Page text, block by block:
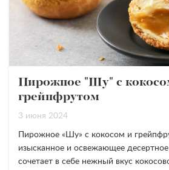
Пирожное "Шу" с
грейпфрутом
3 июня 2024
Пирожное «Шу» с кокосом и
изысканное и освежающее
сочетает в себе нежный вкус